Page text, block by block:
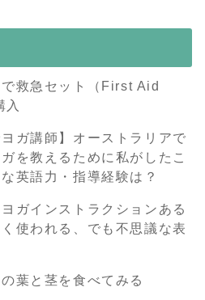
で救急セット（First Aid
入
ヨガ講師】オーストラリアで
を教えるために私がしたこ
英語力・指導経験は？
ヨガインストラクションある
使われる、でも不思議な表
葉と茎を食べてみる